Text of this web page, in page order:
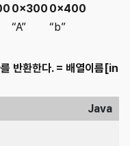
0x300 0x400
“A”
“b”
반환한다. = 배열이름[in
Java